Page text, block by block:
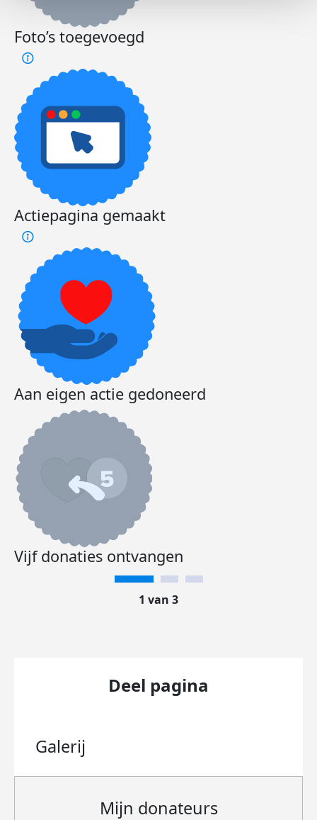
Foto’s toegevoegd
Actiepagina gemaakt
Aan eigen actie gedoneerd
Vijf donaties ontvangen
1 van 3
Deel pagina
Galerij
Mijn donateurs